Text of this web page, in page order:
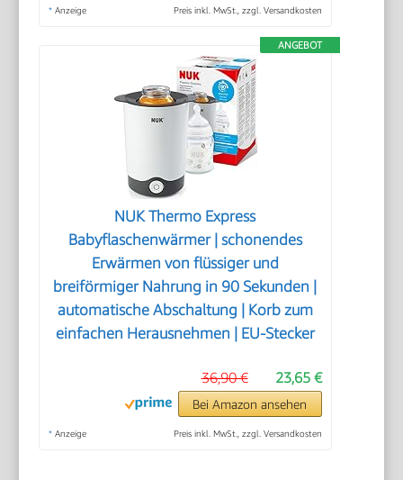
* Anzeige Preis inkl. MwSt., zzgl. Versandkosten
ANGEBOT
NUK Thermo Express
Babyflaschenwärmer | schonendes
Erwärmen von flüssiger und
breiförmiger Nahrung in 90 Sekunden |
automatische Abschaltung | Korb zum
einfachen Herausnehmen | EU-Stecker
23,65 €
36,90 €
Bei Amazon ansehen
* Anzeige Preis inkl. MwSt., zzgl. Versandkosten